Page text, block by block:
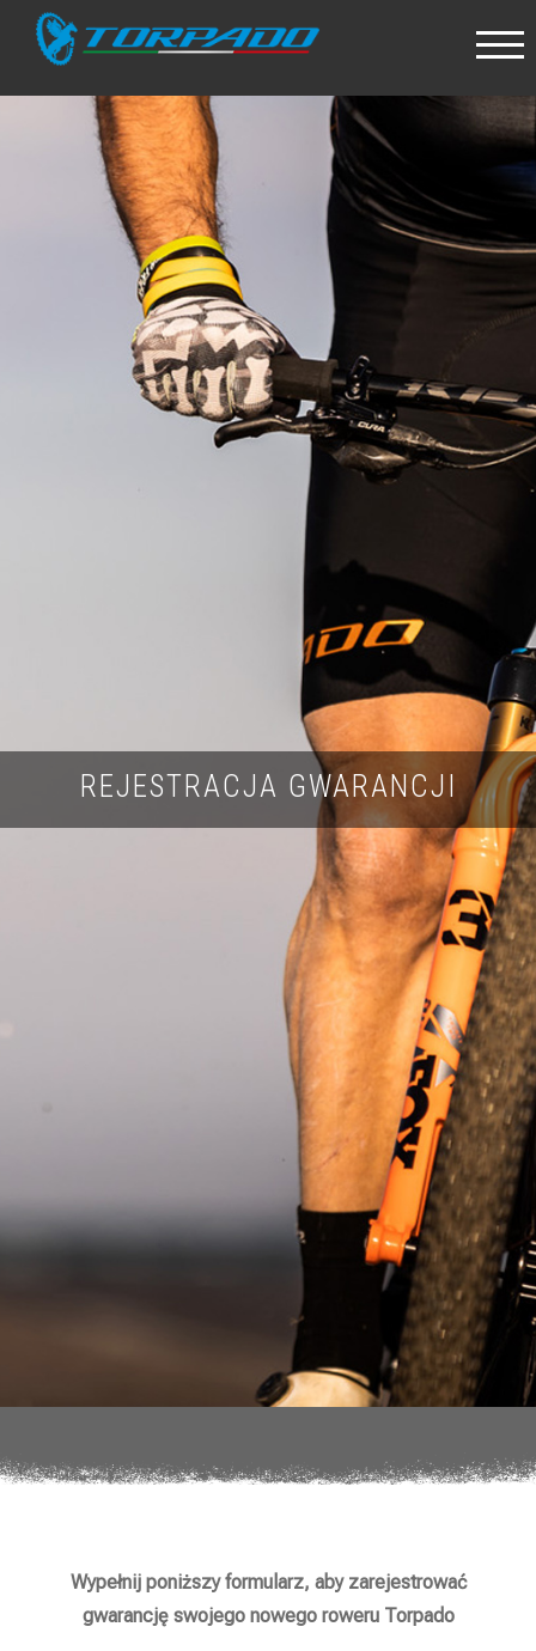
REJESTRACJA GWARANCJI
Wypełnij poniższy formularz, aby zarejestrować
gwarancję swojego nowego roweru Torpado